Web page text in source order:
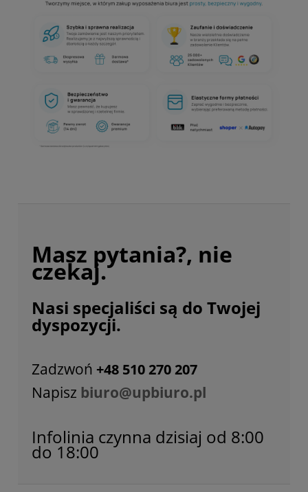
Masz pytania?, nie
czekaj.
Nasi specjaliści są do Twojej
dyspozycji.
Zadzwoń +48 510 270 207
Napisz biuro@upbiuro.pl
Infolinia czynna dzisiaj od 8:00
do 18:00